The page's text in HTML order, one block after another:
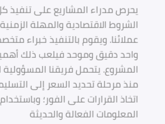
يحرص مدراء المشاريع على
الشروط الاقتصادية والمهلة
عملائنا. ويقوم بالتنفيذ خبراء
واحد دقيق وموحد فيلعب ذلك
المشروع. يتحمل فريقنا
منذ مرحلة تحديد السعر إلى
اتخاذ القرارات على الفور؛
المعلومات الفعالة والحديثة